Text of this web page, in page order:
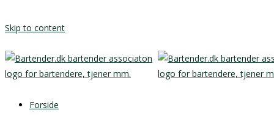
Skip to content
Forside